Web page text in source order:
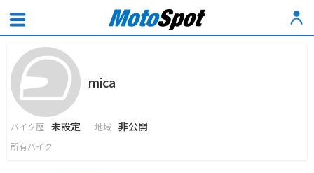
mica
バイク歴 未設定 地域 非公開
所有バイク